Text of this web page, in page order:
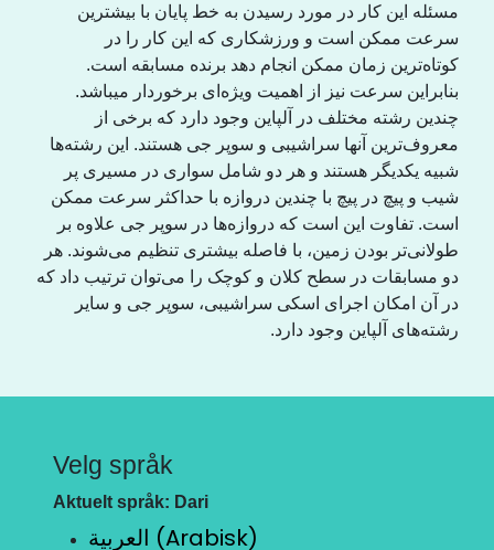
مسئلە این کار در مورد رسیدن به خط پایان با بیشترین
سرعت ممکن است و ورزشکاری که این کار را در
کوتاەترین زمان ممکن انجام دهد برنده مسابقه است.
بنابراین سرعت نیز از اهمیت ویژەای برخوردار میباشد.
چندین رشتە مختلف در آلپاین وجود دارد که برخی از
معروف‌ترین آنها سراشیبی و سوپر جی هستند. این رشتەها
شبیه یکدیگر هستند و هر دو شامل سواری در مسیری پر
شیب و پیچ در پیچ با چندین دروازه با حداکثر سرعت ممکن
است. تفاوت این است که دروازه‌ها در سوپر جی علاوه بر
طولانی‌تر بودن زمین، با فاصله بیشتری تنظیم می‌شوند. هر
دو مسابقات در سطح کلان و کوچک را می‌توان ترتیب داد که
در آن امکان اجرای اسکی سراشیبی، سوپر جی و سایر
رشتەهای آلپاین وجود دارد.
Velg språk
Aktuelt språk: Dari
العربية (Arabisk)